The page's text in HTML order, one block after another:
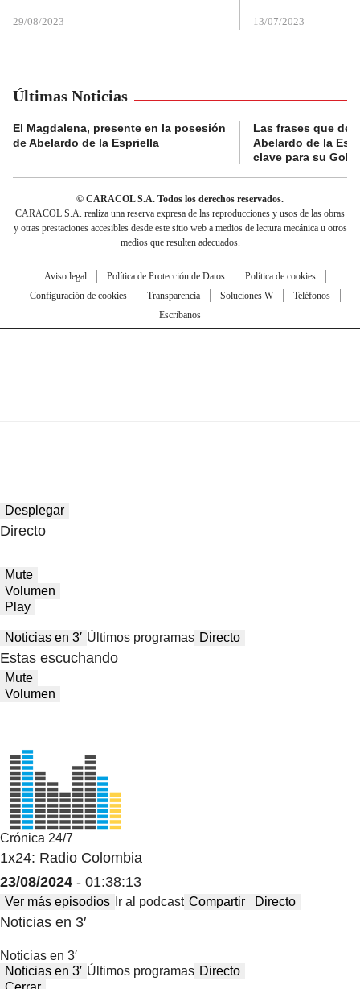
29/08/2023 13/07/2023
Últimas Noticias
El Magdalena, presente en la posesión
de Abelardo de la Espriella
Las frases que
Abelardo de la
clave para su
© CARACOL S.A. Todos los derechos reservados.
CARACOL S.A. realiza una reserva expresa de las reproducciones y usos de las obras
y otras prestaciones accesibles desde este sitio web a medios de lectura mecánica u otros
medios que resulten adecuados.
Aviso legal Política de Protección de Datos
Política de cookies
Configuración de cookies
Transparencia Soluciones W
Teléfonos
Escríbanos
Desplegar
Directo
Mute
Volumen
Play
Noticias en 3′ Últimos programas Directo
Estas escuchando
Mute
Volumen
Crónica 24/7
1x24: Radio Colombia
23/08/2024 - 01:38:13
Ver más episodios Ir al podcast Compartir Directo
Noticias en 3′
Noticias en 3′
Noticias en 3′ Últimos programas Directo